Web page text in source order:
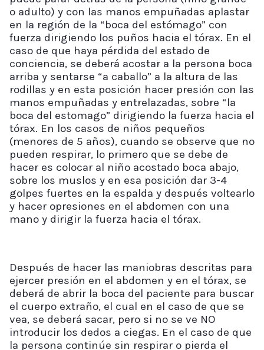
o adulto) y con las manos empuñadas aplastar
en la región de la “boca del estómago” con
fuerza dirigiendo los puños hacia el tórax. En el
caso de que haya pérdida del estado de
conciencia, se deberá acostar a la persona boca
arriba y sentarse “a caballo” a la altura de las
rodillas y en esta posición hacer presión con las
manos empuñadas y entrelazadas, sobre “la
boca del estomago” dirigiendo la fuerza hacia el
tórax. En los casos de niños pequeños
(menores de 5 años), cuando se observe que no
pueden respirar, lo primero que se debe de
hacer es colocar al niño acostado boca abajo,
sobre los muslos y en esa posición dar 3-4
golpes fuertes en la espalda y después voltearlo
y hacer opresiones en el abdomen con una
mano y dirigir la fuerza hacia el tórax.
Después de hacer las maniobras descritas para
ejercer presión en el abdomen y en el tórax, se
deberá de abrir la boca del paciente para buscar
el cuerpo extraño, el cual en el caso de que se
vea, se deberá sacar, pero si no se ve NO
introducir los dedos a ciegas. En el caso de que
la persona continúe sin respirar o pierda el